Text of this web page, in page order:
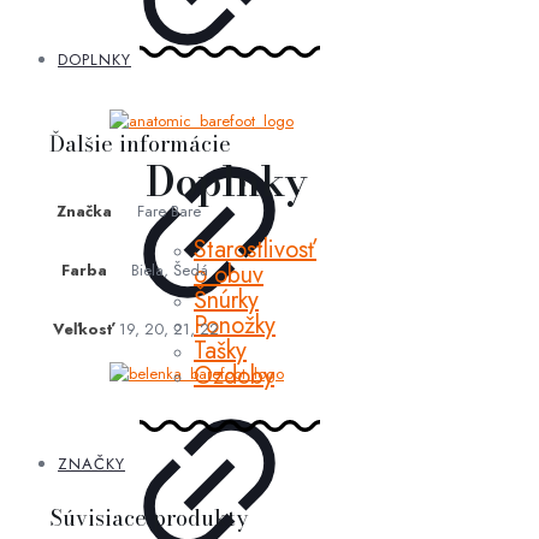
DOPLNKY
Doplnky
Starostlivosť
o obuv
Šnúrky
Ponožky
Tašky
Ozdoby
ZNAČKY
Ďalšie informácie
Značka Fare Bare
Farba Biela, Šedá
Veľkosť 19, 20, 21, 22
Súvisiace produkty